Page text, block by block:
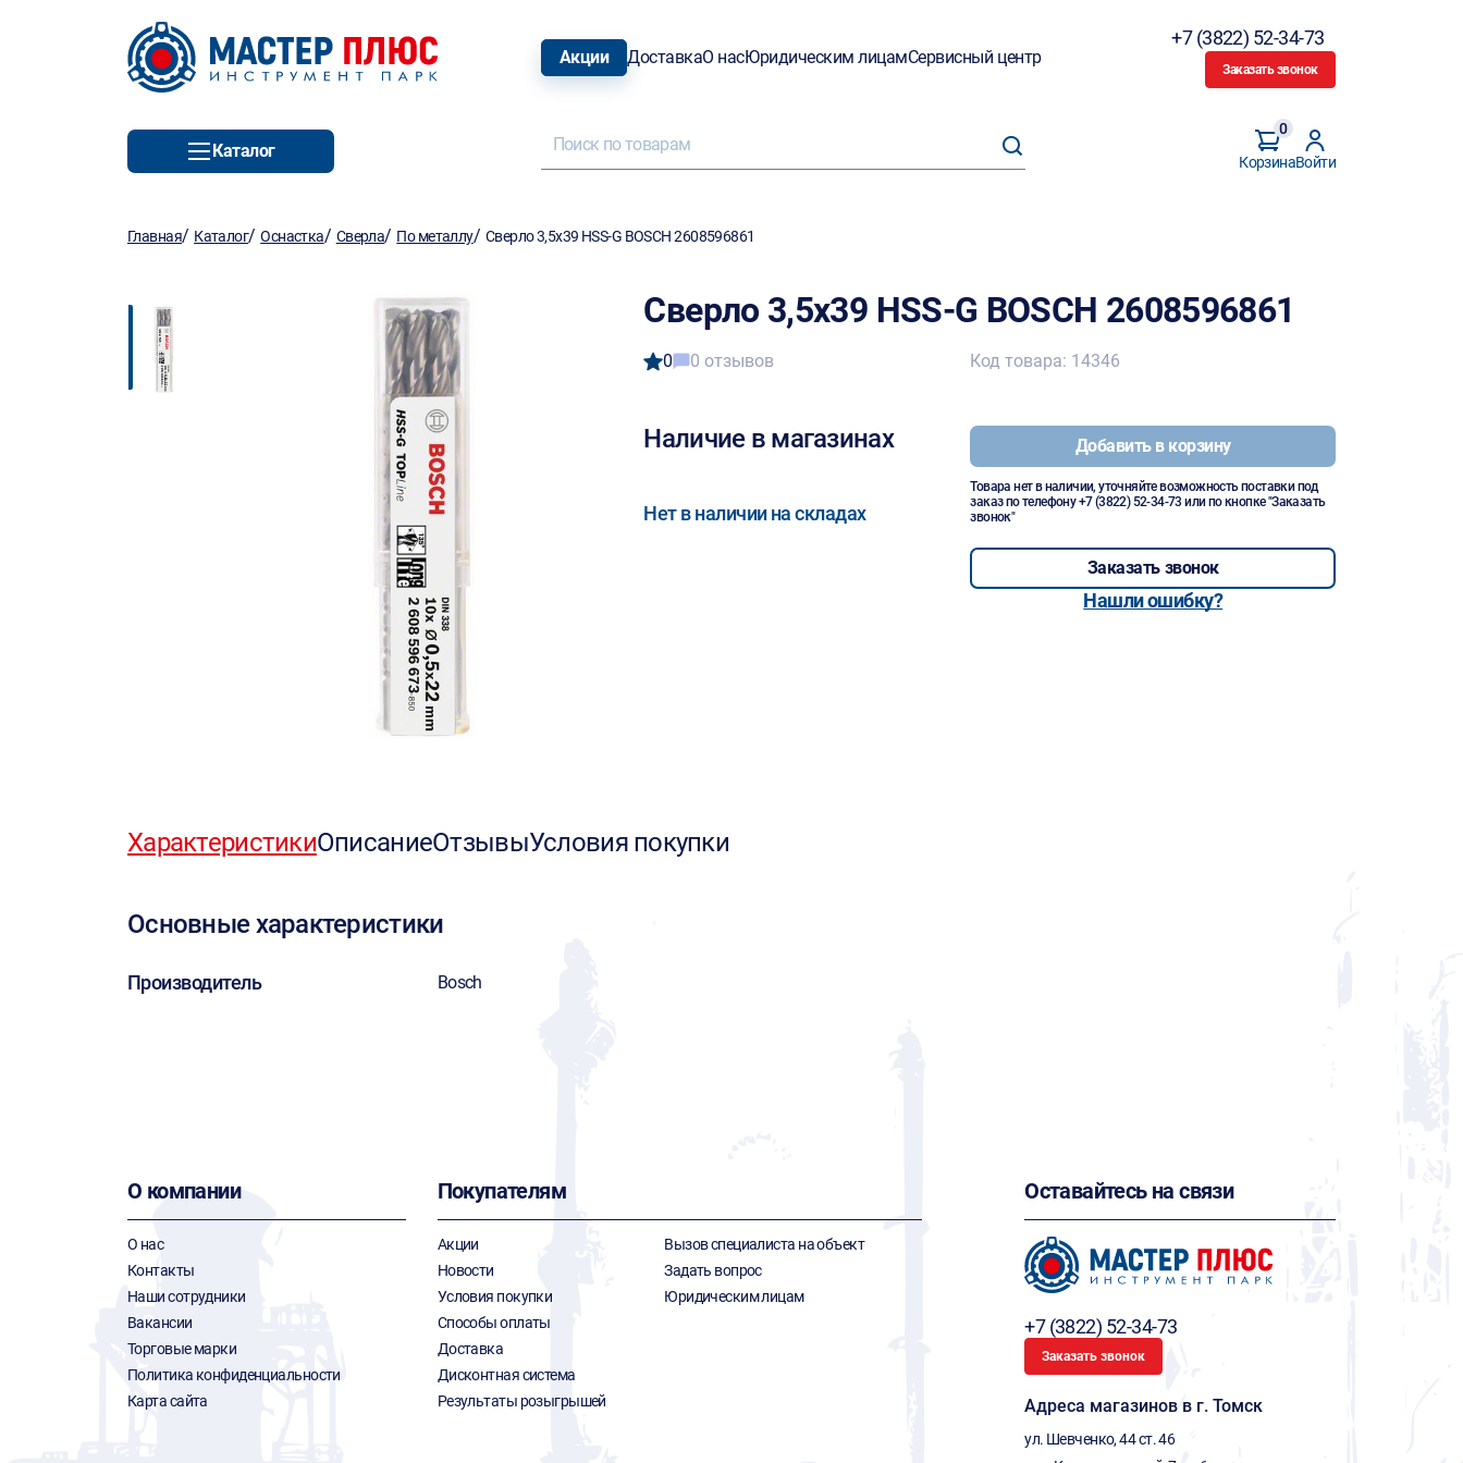
Акции ДоставкаО насЮридическим лицамСервисный центр
+7 (3822) 52-34-73
Заказать звонок
Каталог
Корзина
0
Войти
Главная/ Каталог/Оснастка/ Сверла/ По металлу/ Сверло 3,5х39 HSS-G BOSCH 2608596861
Сверло 3,5х39 HSS-G BOSCH 2608596861
0 0 отзывов
Наличие в магазинах
Нет в наличии на складах
Код товара: 14346
Добавить в корзину
Товара нет в наличии, уточняйте возможность поставки под
заказ по телефону+7 (3822) 52-34-73 или по кнопке "Заказать
звонок"
Заказать звонок
Нашли ошибку?
ХарактеристикиОписаниеОтзывыУсловия покупки
Основные характеристики
Производитель Bosch
О компании
О нас
Контакты
Наши сотрудники
Вакансии
Торговые марки
Политика конфиденциальности
Карта сайта
Покупателям
Акции
Новости
Условия покупки
Способы оплаты
Доставка
Дисконтная система
Результаты розыгрышей
Вызов специалиста на объект
Задать вопрос
Юридическим лицам
Оставайтесь на связи
+7 (3822) 52-34-73
Заказать звонок
Адреса магазинов в г. Томск
ул. Шевченко, 44 ст. 46